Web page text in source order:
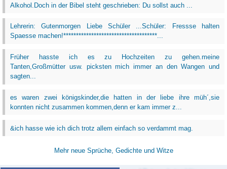
Alkohol.Doch in der Bibel steht geschrieben: Du sollst auch ...
Lehrerin: Gutenmorgen Liebe Schüler ...Schüler: Fressse halten
Spaesse machen!*************************************...
Früher hasste ich es zu Hochzeiten zu gehen.meine
Tanten,Großmütter usw. picksten mich immer an den Wangen und
sagten...
es waren zwei königskinder,die hatten in der liebe ihre müh´,sie
konnten nicht zusammen kommen,denn er kam immer z...
&ich hasse wie ich dich trotz allem einfach so verdammt mag.
Mehr neue Sprüche, Gedichte und Witze